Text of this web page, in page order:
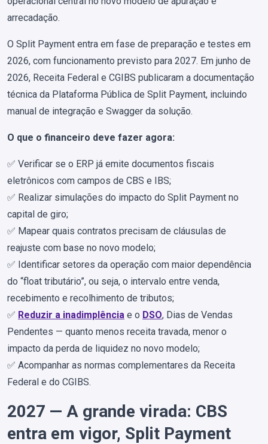
arrecadação.
O Split Payment entra em fase de preparação e testes em
2026, com funcionamento previsto para 2027. Em junho de
2026, Receita Federal e CGIBS publicaram a documentação
técnica da Plataforma Pública de Split Payment, incluindo
manual de integração e Swagger da solução.
O que o financeiro deve fazer agora:
✅ Verificar se o ERP já emite documentos fiscais
eletrônicos com campos de CBS e IBS;
✅ Realizar simulações do impacto do Split Payment no
capital de giro;
✅ Mapear quais contratos precisam de cláusulas de
reajuste com base no novo modelo;
✅ Identificar setores da operação com maior dependência
do “float tributário”, ou seja, o intervalo entre venda,
recebimento e recolhimento de tributos;
✅ Reduzir a inadimplência e o DSO, Dias de Vendas
Pendentes — quanto menos receita travada, menor o
impacto da perda de liquidez no novo modelo;
✅ Acompanhar as normas complementares da Receita
Federal e do CGIBS.
2027 — A grande virada: CBS
entra em vigor, Split Payment